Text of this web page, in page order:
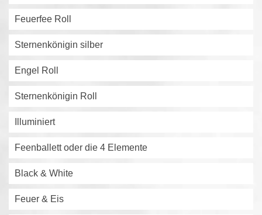
Feuerfee Roll
Sternenkönigin silber
Engel Roll
Sternenkönigin Roll
Illuminiert
Feenballett oder die 4 Elemente
Black & White
Feuer & Eis